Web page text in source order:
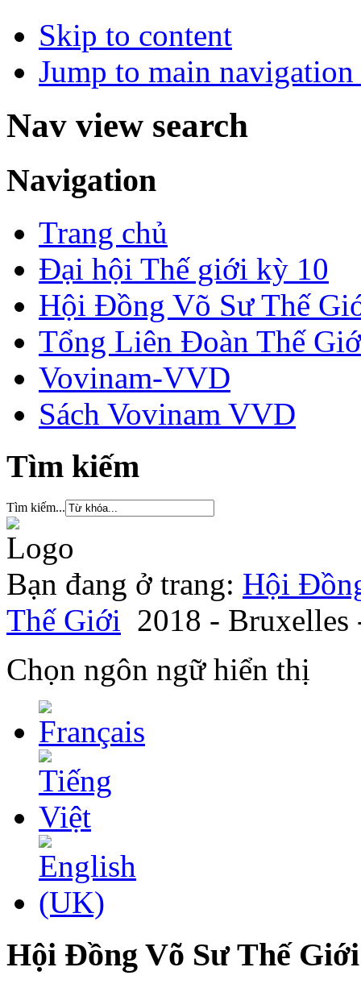
Skip to content
Jump to main
Nav view search
Navigation
Trang chủ
Đại hội Thế giới kỳ 10
Hội Đồng Võ Sư Thế
Tổng Liên Đoàn Thế
Vovinam-VVD
Sách Vovinam VVD
Tìm kiếm
Tìm kiếm...
Bạn đang ở trang: Hội
Thế Giới 2018 -
Chọn ngôn ngữ hiển thị
Hội Đồng Võ Sư Thế Giới